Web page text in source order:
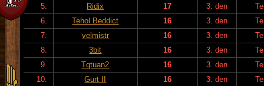
5.
Ridix 17 3. den
6.
Tehol Beddict 16 3. den
7.
velmistr 16 3. den
8.
3bit 16 3. den
9.
Tqtuan2 16 3. den
10.
Gurt II 16 3. den